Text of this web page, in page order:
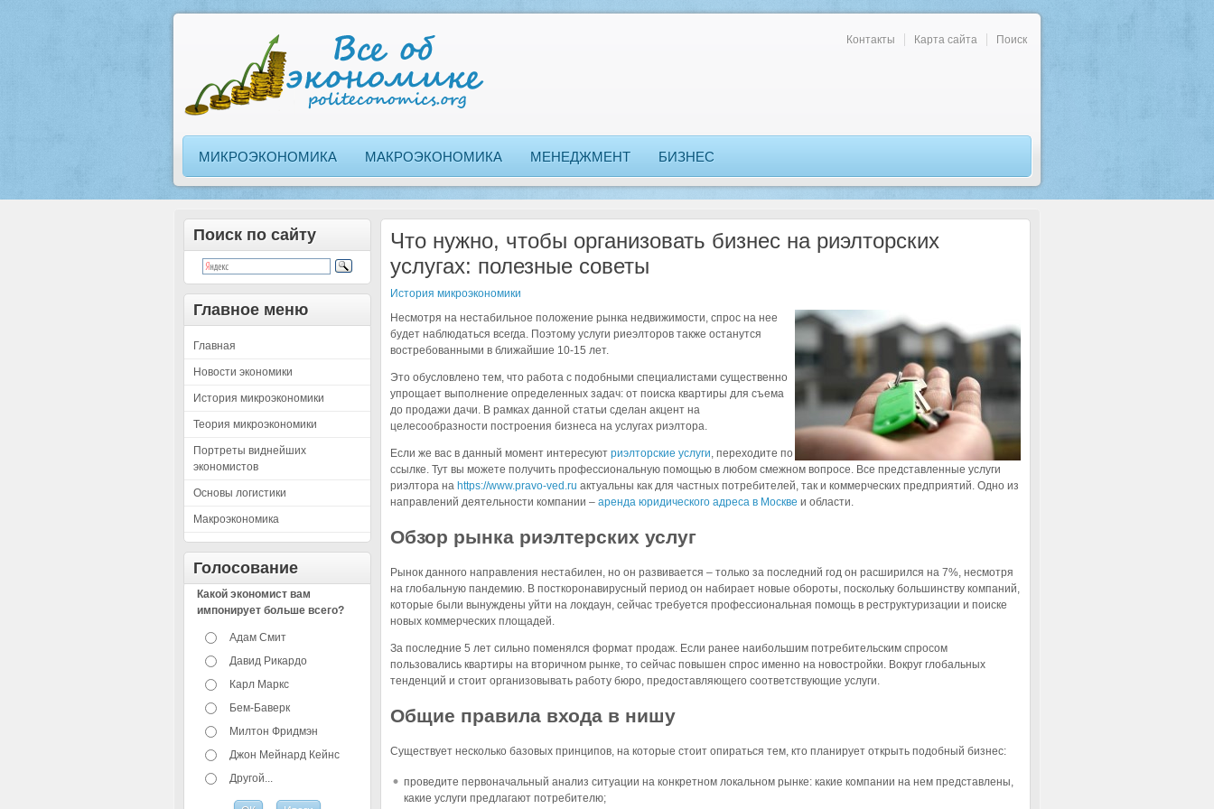
Контакты Карта сайта Поиск
МИКРОЭКОНОМИКА МАКРОЭКОНОМИКА МЕНЕДЖМЕНТ БИЗНЕС
Поиск по сайту
Главное меню
Главная
Новости экономики
История микроэкономики
Теория микроэкономики
Портреты виднейших
экономистов
Основы логистики
Макроэкономика
Голосование
Какой экономист вам
импонирует больше всего?
Адам Смит
Давид Рикардо
Карл Маркс
Бем-Баверк
Милтон Фридмэн
Джон Мейнард Кейнс
Другой...
Что нужно, чтобы организовать бизнес на риэлторских
услугах: полезные советы
История микроэкономики
Несмотря на нестабильное положение рынка недвижимости, спрос на нее
будет наблюдаться всегда. Поэтому услуги риеэлторов также останутся
востребованными в ближайшие 10-15 лет.
Это обусловлено тем, что работа с подобными специалистами существенно
упрощает выполнение определенных задач: от поиска квартиры для съема
до продажи дачи. В рамках данной статьи сделан акцент на
целесообразности построения бизнеса на услугах риэлтора.
Если же вас в данный момент интересуютриэлторские услуги, переходите по
ссылке. Тут вы можете получить профессиональную помощью в любом смежном вопросе. Все представленные услуги
риэлтора на https://www.pravo-ved.ru актуальны как для частных потребителей, так и коммерческих предприятий. Одно из
направлений деятельности компании –аренда юридического адреса в Москве и области.
Обзор рынка риэлтерских услуг
Рынок данного направления нестабилен, но он развивается – только за последний год он расширился на 7%, несмотря
на глобальную пандемию. В посткоронавирусный период он набирает новые обороты, поскольку большинству компаний,
которые были вынуждены уйти на локдаун, сейчас требуется профессиональная помощь в реструктуризации и поиске
новых коммерческих площадей.
За последние 5 лет сильно поменялся формат продаж. Если ранее наибольшим потребительским спросом
пользовались квартиры на вторичном рынке, то сейчас повышен спрос именно на новостройки. Вокруг глобальных
тенденций и стоит организовывать работу бюро, предоставляющего соответствующие услуги.
Общие правила входа в нишу
Существует несколько базовых принципов, на которые стоит опираться тем, кто планирует открыть подобный бизнес:
проведите первоначальный анализ ситуации на конкретном локальном рынке: какие компании на нем представлены,
какие услуги предлагают потребителю;